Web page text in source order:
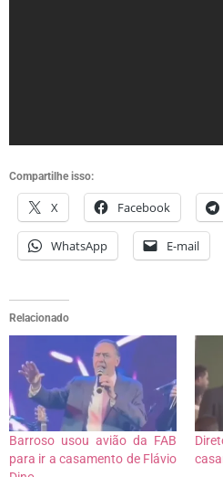
Compartilhe isso:
X Facebook
WhatsApp E-mail
Relacionado
Barroso usou avião da FAB
para ir a casamento de Flávio